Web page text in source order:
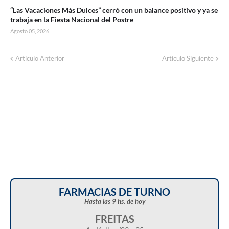
“Las Vacaciones Más Dulces” cerró con un balance positivo y ya se
trabaja en la Fiesta Nacional del Postre
Agosto 05, 2026
Artículo Anterior Artículo Siguiente
FARMACIAS DE TURNO
Hasta las 9 hs. de hoy
FREITAS